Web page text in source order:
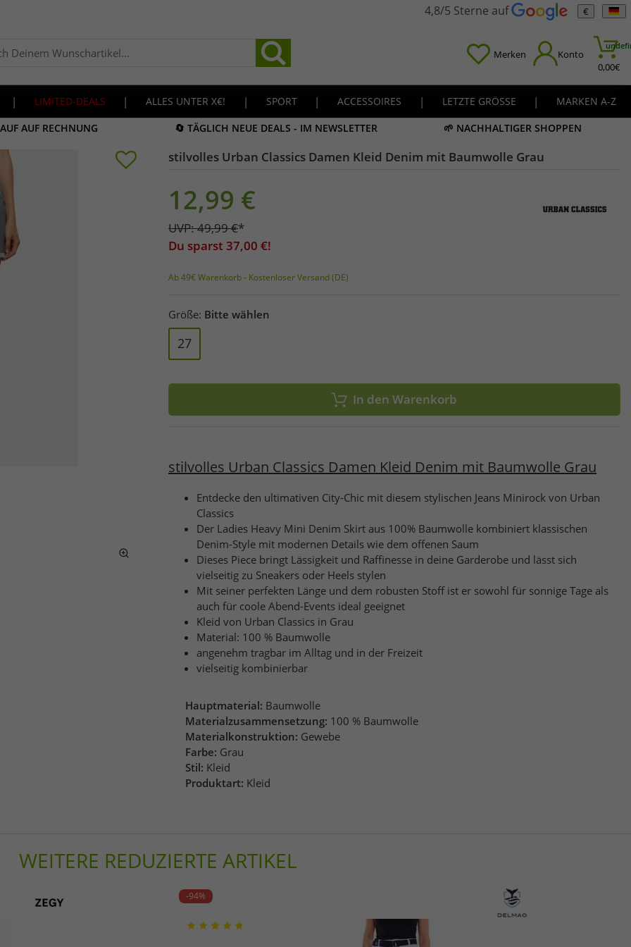
4,8/5 Sterne auf €
Merken Konto
0,00€
| LIMITED-DEALS | ALLES UNTER X€! | SPORT | ACCESSOIRES | LETZTE GRÖSSE |
MARKEN A-Z
AUF RECHNUNG
🔄 TÄGLICH NEUE DEALS - IM NEWSLETTER 🌱 NACHHALTIGER SHOPPEN
stilvolles Urban Classics Damen Kleid Denim mit Baumwolle Grau
12,99 €
UVP:49,99€*
Du sparst 37,00 €!
Ab 49€ Warenkorb - Kostenloser Versand (DE)
Größe: Bitte wählen
27
In den Warenkorb
stilvolles Urban Classics Damen Kleid Denim mit Baumwolle Grau
Entdecke den ultimativen City-Chic mit diesem stylischen Jeans Minirock von Urban
Classics
Der Ladies Heavy Mini Denim Skirt aus 100% Baumwolle kombiniert klassischen
Denim-Style mit modernen Details wie dem offenen Saum
Dieses Piece bringt Lässigkeit und Raffinesse in deine Garderobe und lässt sich
vielseitig zu Sneakers oder Heels stylen
Mit seiner perfekten Länge und dem robusten Stoff ist er sowohl für sonnige Tage als
auch für coole Abend-Events ideal geeignet
Kleid von Urban Classics in Grau
Material: 100 % Baumwolle
angenehm tragbar im Alltag und in der Freizeit
vielseitig kombinierbar
Hauptmaterial: Baumwolle
Materialzusammensetzung: 100 % Baumwolle
Materialkonstruktion: Gewebe
Farbe: Grau
Stil: Kleid
Produktart: Kleid
WEITERE REDUZIERTE ARTIKEL
-94%